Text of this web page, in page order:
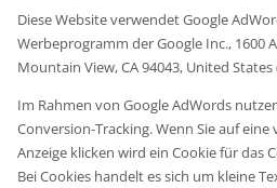
Diese Website verwendet Google
Werbeprogramm der Google Inc., 1600
Mountain View, CA 94043, United States
Im Rahmen von Google AdWords
Conversion-Tracking. Wenn Sie auf
Anzeige klicken wird ein Cookie für das
Bei Cookies handelt es sich um kleine